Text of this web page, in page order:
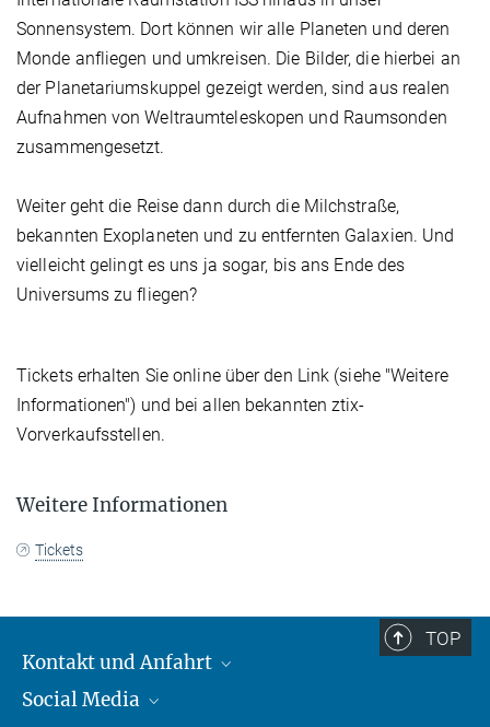
Sonnensystem. Dort können wir alle Planeten und deren
Monde anfliegen und umkreisen. Die Bilder, die hierbei an
der Planetariumskuppel gezeigt werden, sind aus realen
Aufnahmen von Weltraumteleskopen und Raumsonden
zusammengesetzt.
Weiter geht die Reise dann durch die Milchstraße,
bekannten Exoplaneten und zu entfernten Galaxien. Und
vielleicht gelingt es uns ja sogar, bis ans Ende des
Universums zu fliegen?
Tickets erhalten Sie online über den Link (siehe "Weitere
Informationen") und bei allen bekannten ztix-
Vorverkaufsstellen.
Weitere Informationen
Tickets
TOP
Kontakt und Anfahrt
Kontakt und Anfahrt
Social Media